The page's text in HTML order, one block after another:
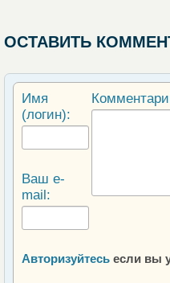
ОСТАВИТЬ
Имя
(логин):
Ваш e-
mail:
Авторизуйтесь если вы